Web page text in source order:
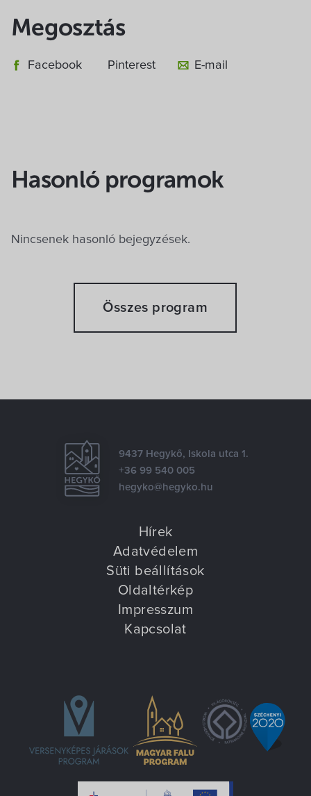
Megosztás
Facebook Pinterest E-mail
Hasonló programok
Nincsenek hasonló bejegyzések.
Összes program
9437 Hegykő, Iskola utca 1.
+36 99 540 005
hegyko@hegyko.hu
Hírek
Adatvédelem
Süti beállítások
Oldaltérkép
Impresszum
Kapcsolat